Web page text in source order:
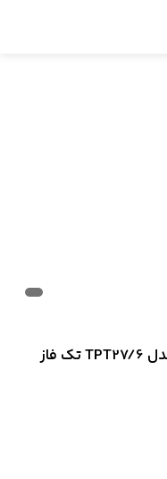
کفکش توان تک 2 اینچ 27 متری مدل TPT27/6 تک فاز